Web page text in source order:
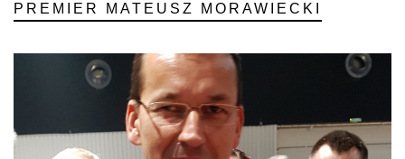
PREMIER MATEUSZ MORAWIECKI